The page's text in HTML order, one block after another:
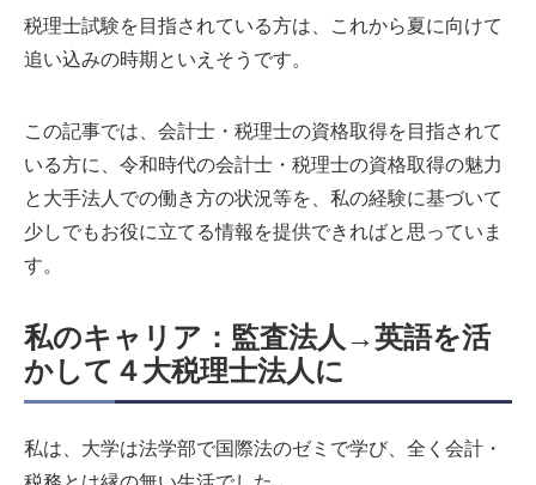
税理士試験を目指されている方は、これから夏に向けて
追い込みの時期といえそうです。
この記事では、会計士・税理士の資格取得を目指されて
いる方に、令和時代の会計士・税理士の資格取得の魅力
と大手法人での働き方の状況等を、私の経験に基づいて
少しでもお役に立てる情報を提供できればと思っていま
す。
私のキャリア：監査法人→英語を活
かして４大税理士法人に
私は、大学は法学部で国際法のゼミで学び、全く会計・